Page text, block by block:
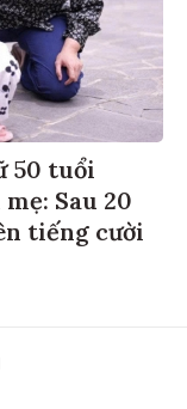
50 tuổi
Sau 20
tiếng cười